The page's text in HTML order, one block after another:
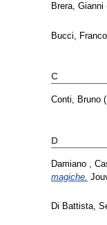
Brera, Gianni
Bucci, Franco
C
Conti, Bruno
D
Damiano ,
magiche.
Di Battista,